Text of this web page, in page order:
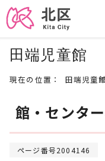
田端児童館
現在の位置： 田端児童
館・センタ
ページ番号2004146